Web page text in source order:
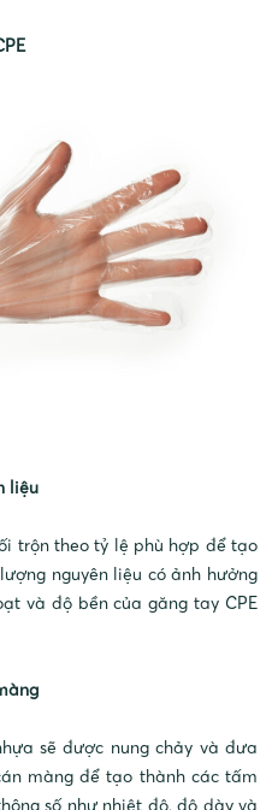
liệu
trộn theo tỷ lệ phù hợp để tạo
nguyên liệu có ảnh hưởng
và độ bền của găng tay CPE
sẽ được nung chảy và đưa
màng để tạo thành các tấm
số như nhiệt độ, độ dày và